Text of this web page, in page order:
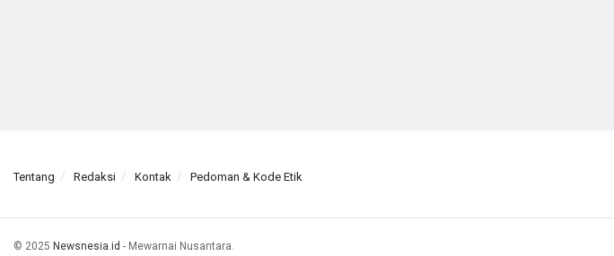
Tentang Redaksi Kontak Pedoman & Kode Etik
© 2025 Newsnesia.id - Mewarnai Nusantara.